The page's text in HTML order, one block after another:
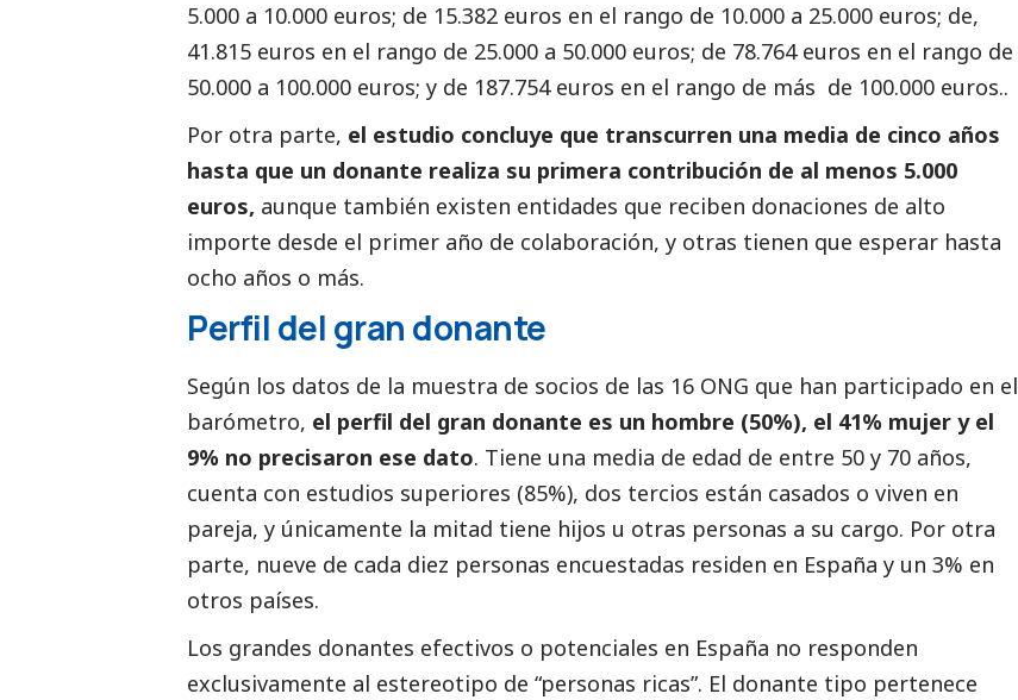
5.000 a 10.000 euros; de 15.382 euros en el rango de 10.000 a 25.000 euros; de,
41.815 euros en el rango de 25.000 a 50.000 euros; de 78.764 euros en el rango de
50.000 a 100.000 euros; y de 187.754 euros en el rango de más de 100.000 euros..
Por otra parte, el estudio concluye que transcurren una media de cinco años
hasta que un donante realiza su primera contribución de al menos 5.000
euros, aunque también existen entidades que reciben donaciones de alto
importe desde el primer año de colaboración, y otras tienen que esperar hasta
ocho años o más.
Perfil del gran donante
Según los datos de la muestra de socios de las 16 ONG que han participado en el
barómetro, el perfil del gran donante es un hombre (50%), el 41% mujer y el
9% no precisaron ese dato. Tiene una media de edad de entre 50 y 70 años,
cuenta con estudios superiores (85%), dos tercios están casados o viven en
pareja, y únicamente la mitad tiene hijos u otras personas a su cargo. Por otra
parte, nueve de cada diez personas encuestadas residen en España y un 3% en
otros países.
Los grandes donantes efectivos o potenciales en España no responden
exclusivamente al estereotipo de “personas ricas”. El donante tipo pertenece